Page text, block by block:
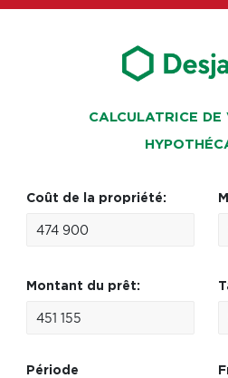
CALCULATRICE DE
Coût de la propriété:
Montant du prêt:
Période